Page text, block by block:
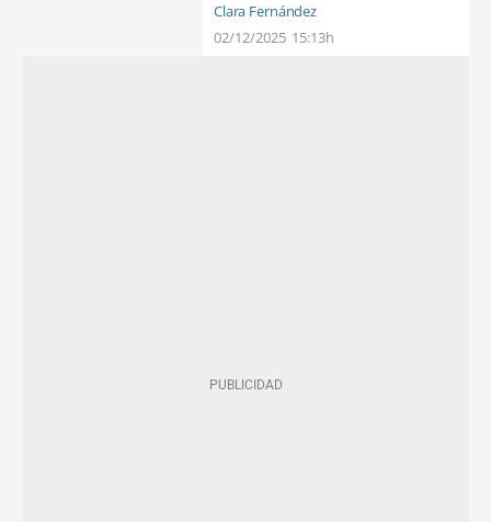
Clara Fernández
02/12/2025 15:13h